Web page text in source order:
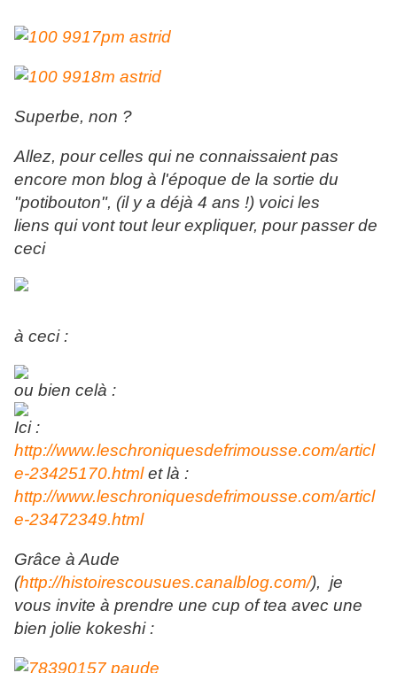
Superbe, non ?
Allez, pour celles qui ne connaissaient pas
encore mon blog à l'époque de la sortie du
"potibouton", (il y a déjà 4 ans !) voici les
liens qui vont tout leur expliquer, pour passer de
ceci
à ceci :
ou bien celà :
Ici :
http://www.leschroniquesdefrimousse.com/articl
e-23425170.htmlet là :
http://www.leschroniquesdefrimousse.com/articl
e-23472349.html
Grâce à Aude
(http://histoirescousues.canalblog.com/), je
vous invite à prendre une cup of tea avec une
bien jolie kokeshi :